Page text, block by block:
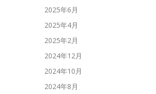
2025年6月
2025年4月
2025年2月
2024年12月
2024年10月
2024年8月